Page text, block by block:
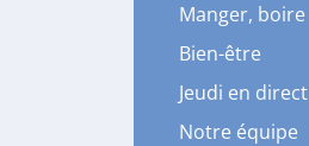
Manger, boire
Bien-être
Jeudi en direct
Notre équipe